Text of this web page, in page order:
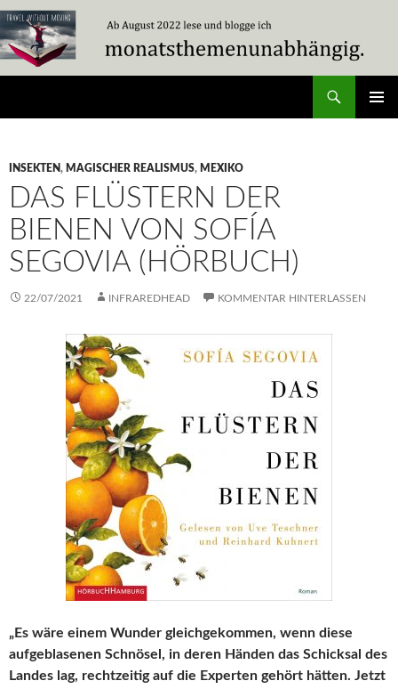
Zum
Inhalt
springen
INSEKTEN, MAGISCHER REALISMUS, MEXIKO
DAS FLÜSTERN DER
BIENEN VON SOFÍA
SEGOVIA (HÖRBUCH)
22/07/2021 INFRAREDHEAD KOMMENTAR HINTERLASSEN
„Es wäre einem Wunder gleichgekommen, wenn diese
aufgeblasenen Schnösel, in deren Händen das Schicksal des
Landes lag, rechtzeitig auf die Experten gehört hätten. Jetzt